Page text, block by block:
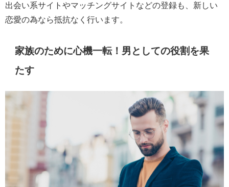
出会い系サイトやマッチングサイトなどの登録も、新しい
恋愛の為なら抵抗なく行います。
家族のために心機一転！男としての役割を果
たす